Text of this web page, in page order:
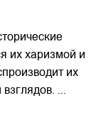
их харизмой и
их
...